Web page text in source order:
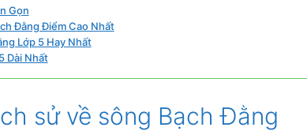
Gọn
Đằng Điểm Cao Nhất
Lớp 5 Hay Nhất
Dài Nhất
sử về sông Bạch Đằng